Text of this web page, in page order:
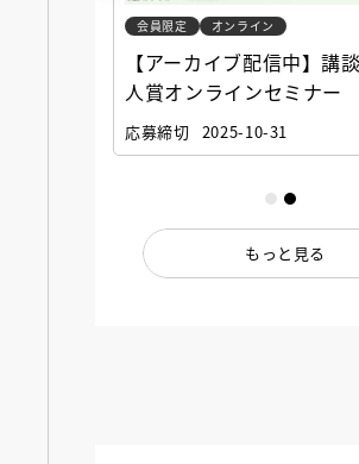
会員限定 オンライン
【アーカイブ配信中】講
人賞オンラインセミナー
と担当編集者が語る「絵本
講座」
応募締切 2025-10-31
もっと見る